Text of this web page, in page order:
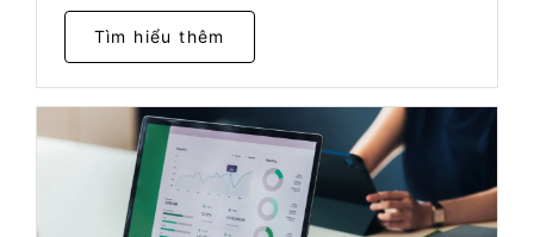
Tìm hiểu thêm